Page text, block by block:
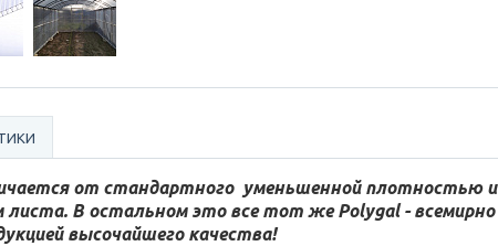
от стандартного уменьшенной плотностью и
листа. В остальном это все тот же Polygal - всемирно
высочайшего качества!